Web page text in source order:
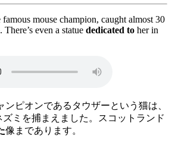
famous mouse champion, caught almost 30
. There’s even a statue dedicated to her in
ピオンであるタウザーという猫は、
ズミを捕まえました。スコットランド
像まであります。